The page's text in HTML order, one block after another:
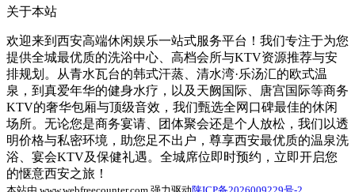
关于本站
欢迎来到西安高端休闲娱乐一站式服务平台！我们专注于为您
提供全城最优质的洗浴中心、高档会所与KTV资源推荐与安
排规划。从青水瓦台的韩式汗蒸、清水湾·乐汤汇的欧式温
泉，到真爱年华的健身水疗，以及天阙国际、唐宫国际等商务
KTV的奢华包厢与顶级音效，我们甄选全网口碑最佳的休闲
场所。无论您是商务宴请、团体聚会还是个人放松，我们以透
明价格与私密环境，助您足不出户，尊享西安最优质的温泉洗
浴、宴会KTV及保健礼遇。全城席位即时预约，立即开启您
的惬意西安之旅！